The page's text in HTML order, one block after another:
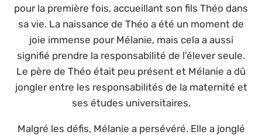
pour la première fois, accueillant son fils Théo dans
sa vie. La naissance de Théo a été un moment de
joie immense pour Mélanie, mais cela a aussi
signifié prendre la responsabilité de l’élever seule.
Le père de Théo était peu présent et Mélanie a dû
jongler entre les responsabilités de la maternité et
ses études universitaires.
Malgré les défis, Mélanie a persévéré. Elle a jonglé